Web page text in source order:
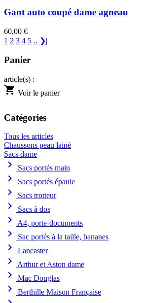
Gant auto coupé dame agneau
60,00 €
1 2 3 4 5 .. ❯|
Panier
article(s) :
shopping_cart Voir le panier
Catégories
Tous les articles
Chaussons peau lainé
Sacs dame
chevron_right Sacs portés main
chevron_right Sacs portés épaule
chevron_right Sacs trotteur
chevron_right Sacs à dos
chevron_right A4, porte-documents
chevron_right Sac portés à la taille, bananes
chevron_right Lancaster
chevron_right Arthur et Aston dame
chevron_right Mac Douglas
chevron_right Berthille Maison Française